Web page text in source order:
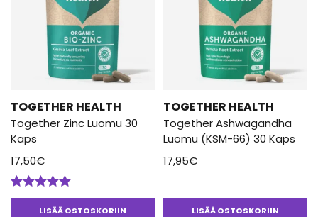
TOGETHER HEALTH
Together Zinc Luomu 30
Kaps
17,50€
Arvostelu
tuotteesta:LISÄÄ OSTOSKORIIN
TOGETHER HEALTH
Together Ashwagandha
Luomu (KSM-66) 30 Kaps
17,95€
LISÄÄ OSTOSKORIIN